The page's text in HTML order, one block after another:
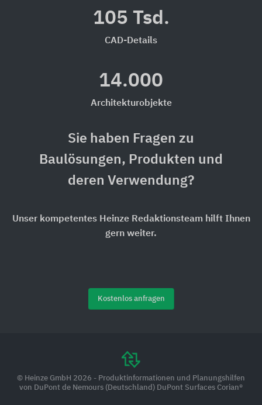
105 Tsd.
CAD-Details
14.000
Architekturobjekte
Sie haben Fragen zu
Baulösungen, Produkten und
deren Verwendung?
Unser kompetentes Heinze Redaktionsteam hilft Ihnen
gern weiter.
Kostenlos anfragen
© Heinze GmbH 2026 - Produktinformationen und Planungshilfen
von DuPont de Nemours (Deutschland) DuPont Surfaces Corian®